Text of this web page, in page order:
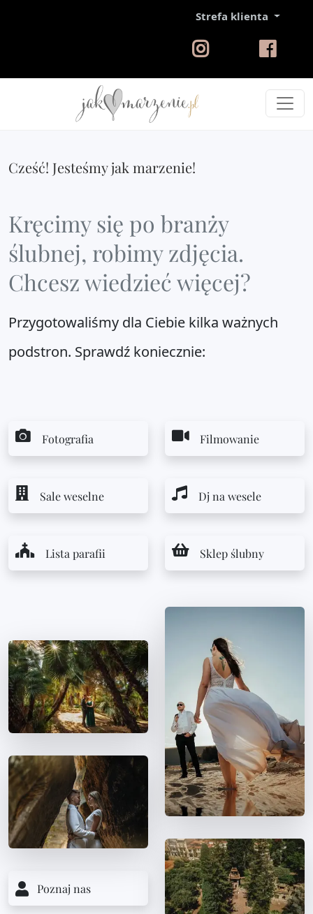
Strefa klienta
Poznaj nas
Cześć! Jesteśmy jak marzenie!
Kręcimy się po branży
ślubnej, robimy zdjęcia.
Chcesz wiedzieć więcej?
Przygotowaliśmy dla Ciebie kilka ważnych
podstron. Sprawdź koniecznie:
Fotografia Filmowanie
Sale weselne Dj na wesele
Lista parafii Sklep ślubny